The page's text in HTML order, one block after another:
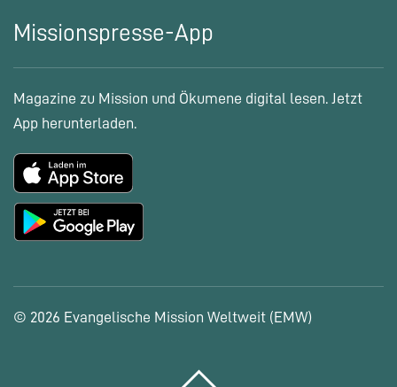
Missionspresse-App
Magazine zu Mission und Ökumene digital lesen. Jetzt
App herunterladen.
© 2026 Evangelische Mission Weltweit (EMW)